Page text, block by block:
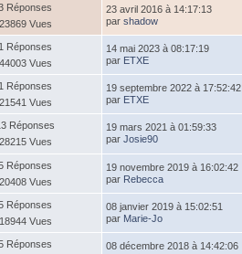
Réponses
23869 Vues
23 avril 2016 à 14:17:13
par shadow
1 Réponses
44003 Vues
14 mai 2023 à 08:17:19
par ETXE
1 Réponses
21541 Vues
19 septembre 2022 à 17:52:42
par ETXE
Réponses
28215 Vues
19 mars 2021 à 01:59:33
par Josie90
Réponses
20408 Vues
19 novembre 2019 à 16:02:42
par Rebecca
Réponses
18944 Vues
08 janvier 2019 à 15:02:51
par Marie-Jo
Réponses
08 décembre 2018 à 14:42:06